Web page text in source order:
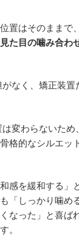
置はそのままで、
た目の噛み合わ
なく、矯正装置
は変わらないため
格的なシルエッ
感を緩和する」
「しっかり噛め
なった」と喜ば
。